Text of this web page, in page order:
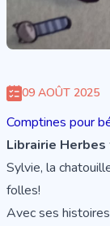
09 AOÛT 2025
Comptines pour
Librairie
Sylvie, la
folles!
Avec ses